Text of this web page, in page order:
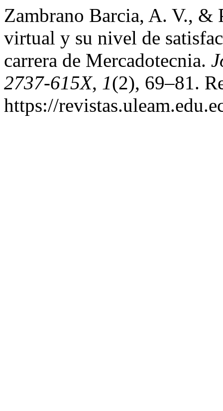
Zambrano Barcia, A. V., &
virtual y su nivel de
carrera de Mercadotecnia.
2737-615X, 1(2), 69–81.
https://